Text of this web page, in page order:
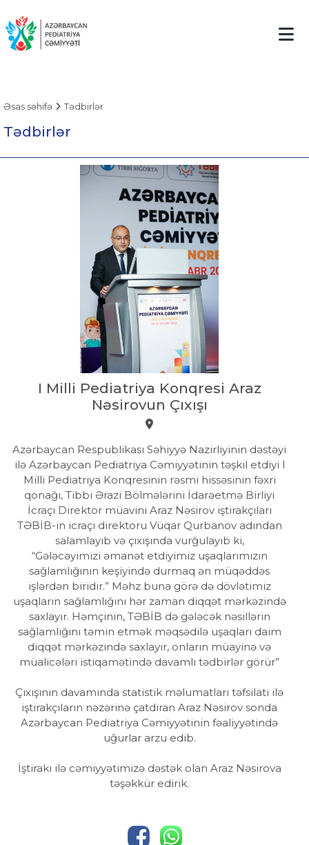
Əsas səhifə Tədbirlər
Tədbirlər
I Milli Pediatriya Konqresi Araz
Nəsirovun Çıxışı
Azərbaycan Respublikası Səhiyyə Nazirliyinin dəstəyi
ilə Azərbaycan Pediatriya Cəmiyyətinin təşkil etdiyi l
Milli Pediatriya Konqresinin rəsmi hissəsinin fəxri
qonağı, Tibbi Ərazi Bölmələrini İdarəetmə Birliyi
İcraçı Direktor müavini Araz Nəsirov iştirakçıları
TƏBİB-in icraçı direktoru Vüqar Qurbanov adından
salamlayıb və çıxışında vurğulayıb ki,
“Gələcəyimizi əmanət etdiyimiz uşaqlarımızın
sağlamlığının keşiyində durmaq ən müqəddəs
işlərdən biridir.” Məhz buna görə də dövlətimiz
uşaqların sağlamlığını hər zaman diqqət mərkəzində
saxlayır. Həmçinin, TƏBİB də gələcək nəsillərin
sağlamlığını təmin etmək məqsədilə uşaqları daim
diqqət mərkəzində saxlayır, onların müayinə və
müalicələri istiqamətində davamlı tədbirlər görür”
Çıxışının davamında statistik məlumatları təfsilatı ilə
iştirakçıların nəzərinə çatdıran Araz Nəsirov sonda
Azərbaycan Pediatriya Cəmiyyətinin fəaliyyətində
uğurlar arzu edib.
İştirakı ilə cəmiyyətimizə dəstək olan Araz Nəsirova
təşəkkür edirik.